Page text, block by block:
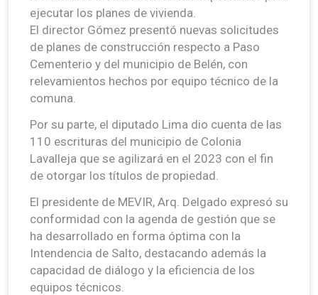
ejecutar los planes de vivienda.
El director Gómez presentó nuevas solicitudes
de planes de construcción respecto a Paso
Cementerio y del municipio de Belén, con
relevamientos hechos por equipo técnico de la
comuna.
Por su parte, el diputado Lima dio cuenta de las
110 escrituras del municipio de Colonia
Lavalleja que se agilizará en el 2023 con el fin
de otorgar los títulos de propiedad.
El presidente de MEVIR, Arq. Delgado expresó su
conformidad con la agenda de gestión que se
ha desarrollado en forma óptima con la
Intendencia de Salto, destacando además la
capacidad de diálogo y la eficiencia de los
equipos técnicos.